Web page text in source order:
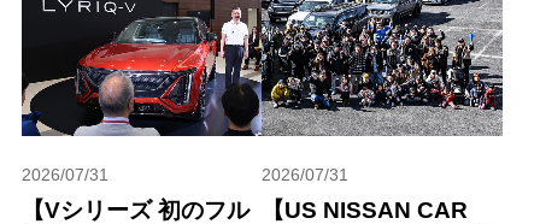
2026/07/31
【Vシリーズ 初のフル
2026/07/31
【US NISSAN CAR